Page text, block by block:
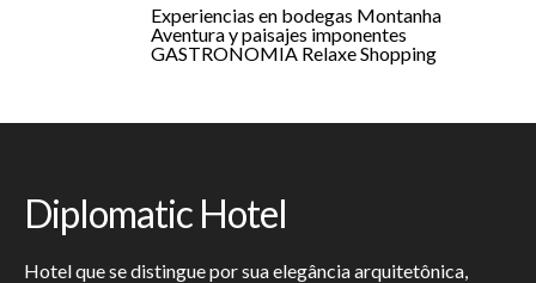
Experiencias en bodegas Montanha
Aventura y paisajes imponentes
GASTRONOMIA RelaxeShopping
Diplomatic Hotel
Hotel que se distingue por sua elegância arquitetônica,